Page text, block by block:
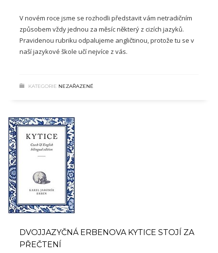
V novém roce jsme se rozhodli představit vám netradičním
způsobem vždy jednou za měsíc některý z cizích jazyků.
Pravidenou rubriku odpalujeme angličtinou, protože tu se v
naší jazykové škole učí nejvíce z vás.
KATEGORIE NEZAŘAZENÉ
DVOJJAZYČNÁ ERBENOVA KYTICE STOJÍ ZA
PŘEČTENÍ